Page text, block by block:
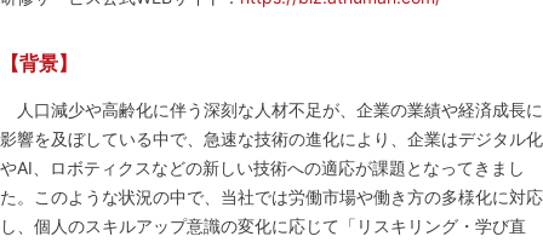
【背景】
人口減少や高齢化に伴う深刻な人材不足が、企業の業績や経済成長に
影響を及ぼしている中で、急速な技術の進化により、企業はデジタル化
やAI、ロボティクスなどの新しい技術への適応が課題となってきまし
た。このような状況の中で、当社では労働市場や働き方の多様化に対応
し、個人のスキルアップ意識の変化に応じて「リスキリング・学び直